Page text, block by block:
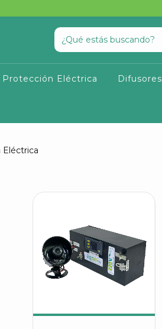
Protección Eléctrica Difusores
Eléctrica